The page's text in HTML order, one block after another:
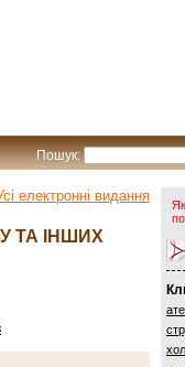
Пошук:
електронні видання
ТА ІНШИХ